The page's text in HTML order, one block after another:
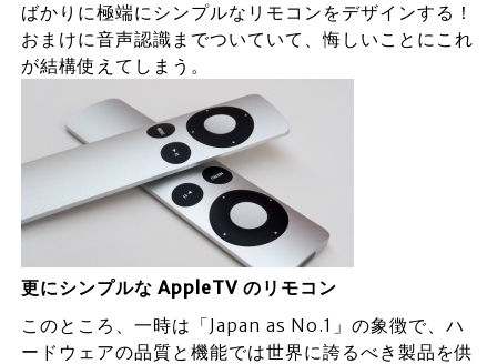
ばかりに極端にシンプルなリモコンをデザインする！
おまけに音声認識までついていて、悔しいことにこれ
が結構使えてしまう。
更にシンプルな AppleTV のリモコン
このところ、一時は「Japan as No.1」の象徴で、ハ
ードウェアの品質と機能では世界に誇るべき製品を供